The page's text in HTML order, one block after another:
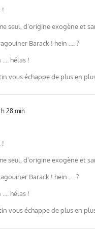
!
seul, d’origine exogène et
Barack ! hein …. ?
…. hélas !
vous échappe de plus en
28 min
!
seul, d’origine exogène et
Barack ! hein …. ?
…. hélas !
vous échappe de plus en